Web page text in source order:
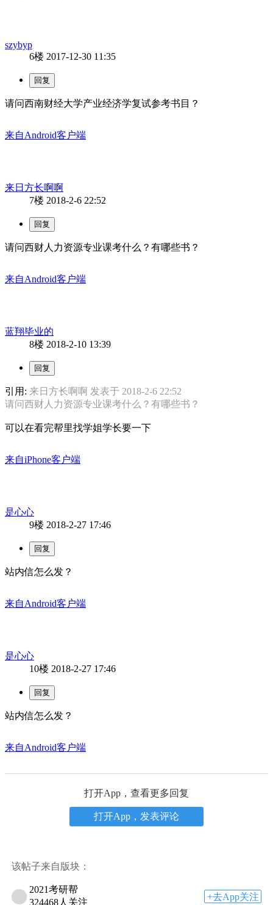
szybyp
6楼 2017-12-30 11:35
请问西南财经大学产业经济学复试参考书目？
来自Android客户端
来日方长啊啊
7楼 2018-2-6 22:52
请问西财人力资源专业课考什么？有哪些书？
来自Android客户端
蓝翔毕业的
8楼 2018-2-10 13:39
引用: 来日方长啊啊 发表于 2018-2-6 22:52
请问西财人力资源专业课考什么？有哪些书？
可以在看完帮里找学姐学长要一下
来自iPhone客户端
是心心
9楼 2018-2-27 17:46
站内信怎么发？
来自Android客户端
是心心
10楼 2018-2-27 17:46
站内信怎么发？
来自Android客户端
打开App，查看更多回复
打开App，发表评论
该帖子来自版块：
2021考研帮
324468人关注
+去App关注